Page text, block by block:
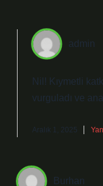
admin
Nil! Kıymetli
vurguladı ve
Aralık 1, 2025
Burhan